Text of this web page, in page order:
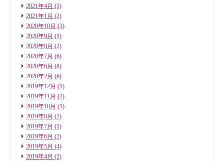
2021年4月 (1)
2021年1月 (2)
2020年10月 (3)
2020年9月 (1)
2020年8月 (2)
2020年7月 (6)
2020年6月 (8)
2020年2月 (6)
2019年12月 (1)
2019年11月 (2)
2019年10月 (1)
2019年8月 (2)
2019年7月 (1)
2019年6月 (2)
2019年5月 (4)
2019年4月 (2)